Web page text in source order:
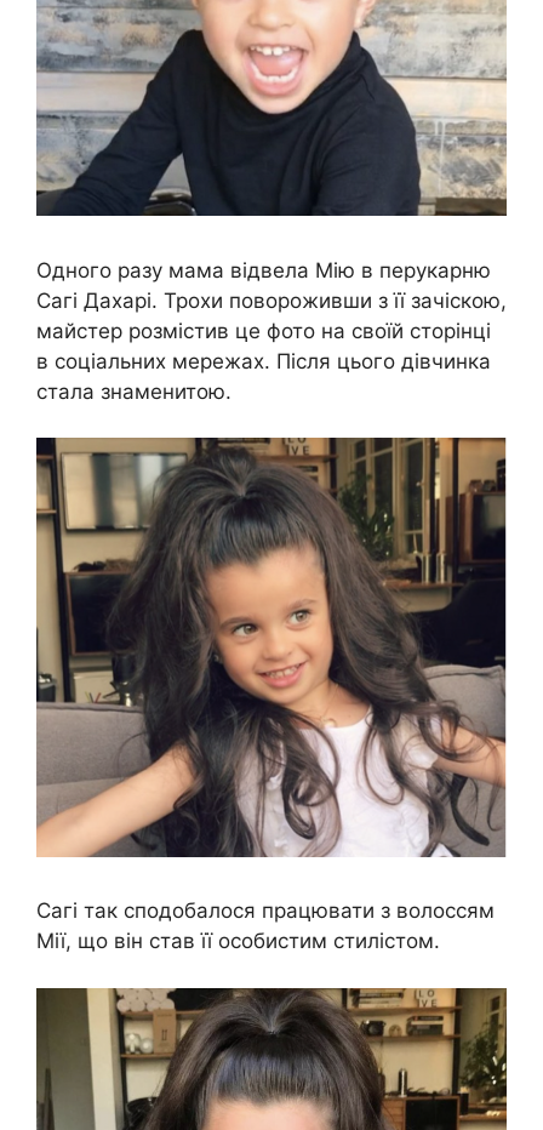
Одного разу мама відвела Мію в перукарню
Сагі Дахарі. Трохи повороживши з її зачіскою,
майстер розмістив це фото на своїй сторінці
в соціальних мережах. Після цього дівчинка
стала знаменитою.
Сагі так сподобалося працювати з волоссям
Мії, що він став її особистим стилістом.